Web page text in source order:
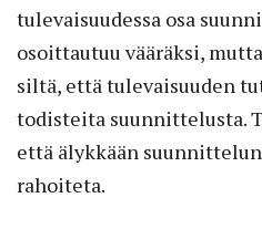
tulevaisuudessa osa
osoittautuu vääräksi,
siltä, että tulevaisuuden
todisteita suunnittelusta.
että älykkään
rahoiteta.